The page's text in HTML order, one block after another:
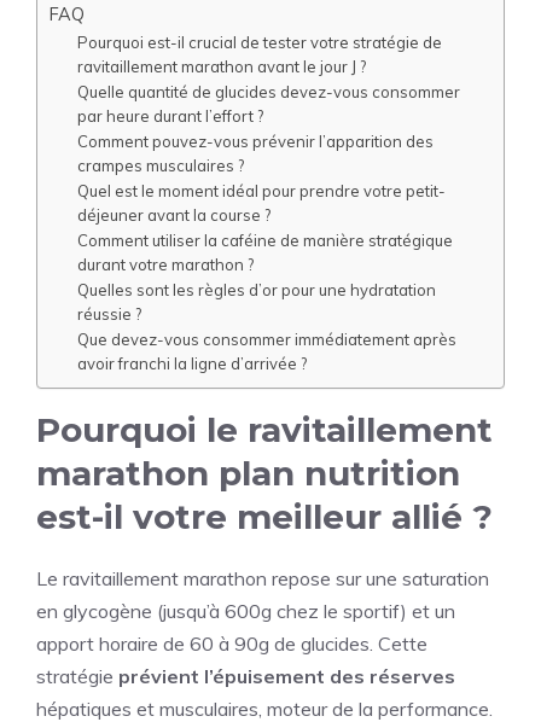
FAQ
Pourquoi est-il crucial de tester votre stratégie de
ravitaillement marathon avant le jour J ?
Quelle quantité de glucides devez-vous consommer
par heure durant l’effort ?
Comment pouvez-vous prévenir l’apparition des
crampes musculaires ?
Quel est le moment idéal pour prendre votre petit-
déjeuner avant la course ?
Comment utiliser la caféine de manière stratégique
durant votre marathon ?
Quelles sont les règles d’or pour une hydratation
réussie ?
Que devez-vous consommer immédiatement après
avoir franchi la ligne d’arrivée ?
Pourquoi le ravitaillement
marathon plan nutrition
est-il votre meilleur allié ?
Le ravitaillement marathon repose sur une saturation
en glycogène (jusqu’à 600g chez le sportif) et un
apport horaire de 60 à 90g de glucides. Cette
stratégie prévient l’épuisement des réserves
hépatiques et musculaires, moteur de la performance.